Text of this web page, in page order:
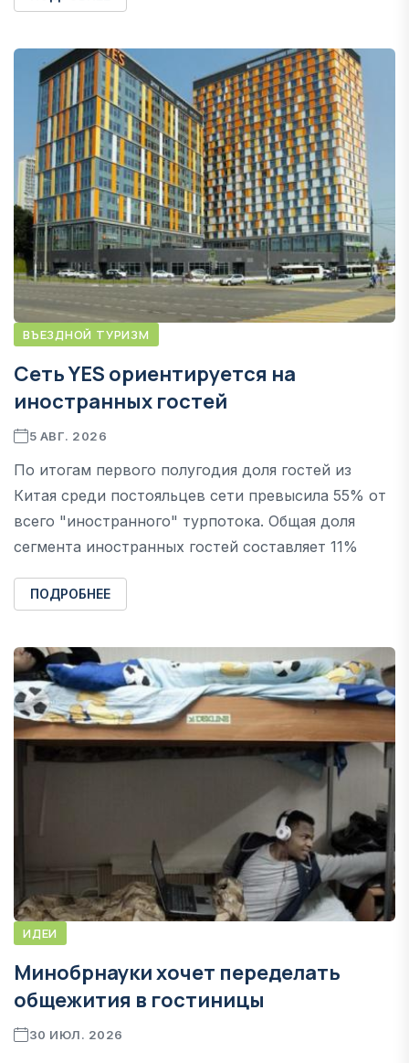
ВЪЕЗДНОЙ ТУРИЗМ
Сеть YES ориентируется на
иностранных гостей
5 АВГ. 2026
По итогам первого полугодия доля гостей из
Китая среди постояльцев сети превысила 55% от
всего "иностранного" турпотока. Общая доля
сегмента иностранных гостей составляет 11%
ПОДРОБНЕЕ
ИДЕИ
Минобрнауки хочет переделать
общежития в гостиницы
30 ИЮЛ. 2026